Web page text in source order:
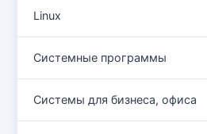
Linux
Системные программы
Системы для бизнеса, офиса